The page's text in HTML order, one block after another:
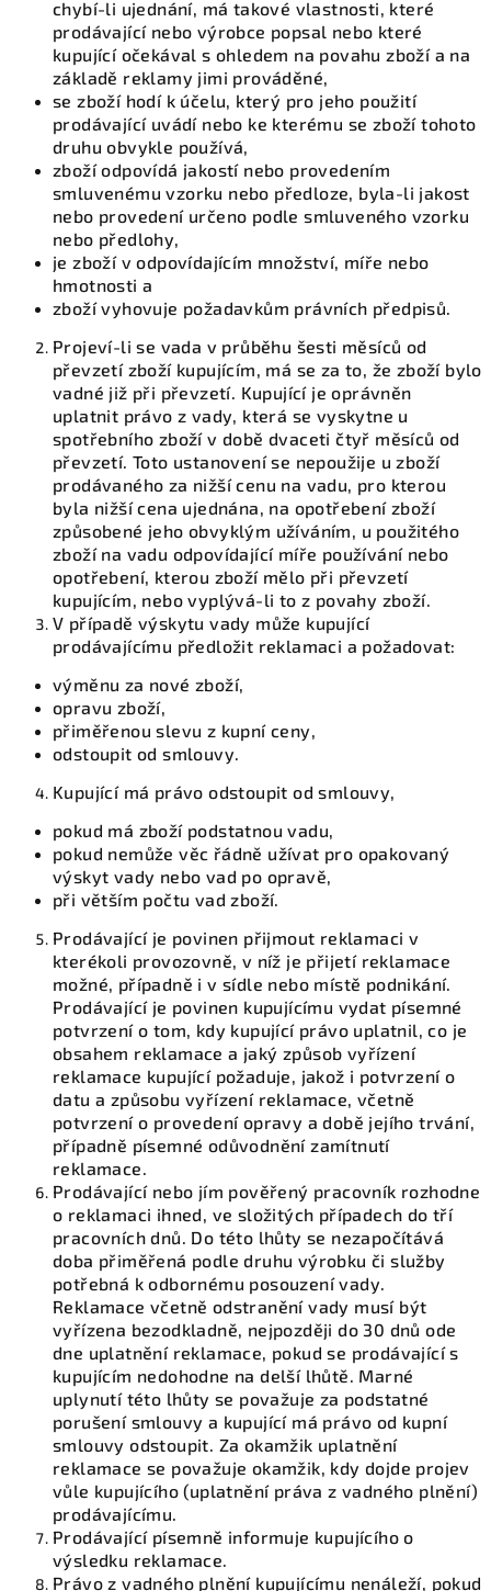
chybí-li ujednání, má takové vlastnosti, které
prodávající nebo výrobce popsal nebo které
kupující očekával s ohledem na povahu zboží a na
základě reklamy jimi prováděné,
se zboží hodí k účelu, který pro jeho použití
prodávající uvádí nebo ke kterému se zboží tohoto
druhu obvykle používá,
zboží odpovídá jakostí nebo provedením
smluvenému vzorku nebo předloze, byla-li jakost
nebo provedení určeno podle smluveného vzorku
nebo předlohy,
je zboží v odpovídajícím množství, míře nebo
hmotnosti a
zboží vyhovuje požadavkům právních předpisů.
Projeví-li se vada v průběhu šesti měsíců od
převzetí zboží kupujícím, má se za to, že zboží bylo
vadné již při převzetí. Kupující je oprávněn
uplatnit právo z vady, která se vyskytne u
spotřebního zboží v době dvaceti čtyř měsíců od
převzetí. Toto ustanovení se nepoužije u zboží
prodávaného za nižší cenu na vadu, pro kterou
byla nižší cena ujednána, na opotřebení zboží
způsobené jeho obvyklým užíváním, u použitého
zboží na vadu odpovídající míře používání nebo
opotřebení, kterou zboží mělo při převzetí
kupujícím, nebo vyplývá-li to z povahy zboží.
V případě výskytu vady může kupující
prodávajícímu předložit reklamaci a požadovat:
výměnu za nové zboží,
opravu zboží,
přiměřenou slevu z kupní ceny,
odstoupit od smlouvy.
Kupující má právo odstoupit od smlouvy,
pokud má zboží podstatnou vadu,
pokud nemůže věc řádně užívat pro opakovaný
výskyt vady nebo vad po opravě,
při větším počtu vad zboží.
Prodávající je povinen přijmout reklamaci v
kterékoli provozovně, v níž je přijetí reklamace
možné, případně i v sídle nebo místě podnikání.
Prodávající je povinen kupujícímu vydat písemné
potvrzení o tom, kdy kupující právo uplatnil, co je
obsahem reklamace a jaký způsob vyřízení
reklamace kupující požaduje, jakož i potvrzení o
datu a způsobu vyřízení reklamace, včetně
potvrzení o provedení opravy a době jejího trvání,
případně písemné odůvodnění zamítnutí
reklamace.
Prodávající nebo jím pověřený pracovník rozhodne
o reklamaci ihned, ve složitých případech do tří
pracovních dnů. Do této lhůty se nezapočítává
doba přiměřená podle druhu výrobku či služby
potřebná k odbornému posouzení vady.
Reklamace včetně odstranění vady musí být
vyřízena bezodkladně, nejpozději do 30 dnů ode
dne uplatnění reklamace, pokud se prodávající s
kupujícím nedohodne na delší lhůtě. Marné
uplynutí této lhůty se považuje za podstatné
porušení smlouvy a kupující má právo od kupní
smlouvy odstoupit. Za okamžik uplatnění
reklamace se považuje okamžik, kdy dojde projev
vůle kupujícího (uplatnění práva z vadného plnění)
prodávajícímu.
Prodávající písemně informuje kupujícího o
výsledku reklamace.
Právo z vadného plnění kupujícímu nenáleží, pokud